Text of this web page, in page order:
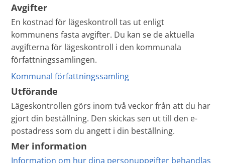
Avgifter
En kostnad för lägeskontroll tas ut enligt
kommunens fasta avgifter. Du kan se de aktuella
avgifterna för lägeskontroll i den kommunala
författningssamlingen.
Kommunal författningssamling
Utförande
Lägeskontrollen görs inom två veckor från att du har
gjort din beställning. Den skickas sen ut till den e-
postadress som du angett i din beställning.
Mer information
Information om hur dina personuppgifter behandlas